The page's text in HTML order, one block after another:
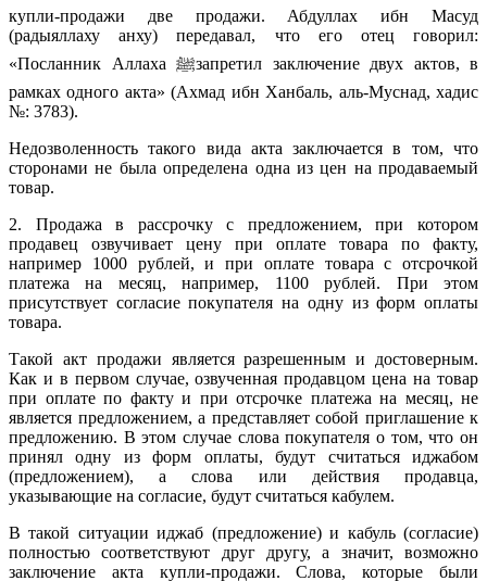
купли-продажи две продажи. Абдуллах ибн Масуд
(радыяллаху анху) передавал, что его отец говорил:
«Посланник Аллаха ﷺзапретил заключение двух актов, в
рамках одного акта» (Ахмад ибн Ханбаль, аль-Муснад, хадис
№: 3783).
Недозволенность такого вида акта заключается в том, что
сторонами не была определена одна из цен на продаваемый
товар.
2. Продажа в рассрочку с предложением, при котором
продавец озвучивает цену при оплате товара по факту,
например 1000 рублей, и при оплате товара с отсрочкой
платежа на месяц, например, 1100 рублей. При этом
присутствует согласие покупателя на одну из форм оплаты
товара.
Такой акт продажи является разрешенным и достоверным.
Как и в первом случае, озвученная продавцом цена на товар
при оплате по факту и при отсрочке платежа на месяц, не
является предложением, а представляет собой приглашение к
предложению. В этом случае слова покупателя о том, что он
принял одну из форм оплаты, будут считаться иджабом
(предложением), а слова или действия продавца,
указывающие на согласие, будут считаться кабулем.
В такой ситуации иджаб (предложение) и кабуль (согласие)
полностью соответствуют друг другу, а значит, возможно
заключение акта купли-продажи. Слова, которые были